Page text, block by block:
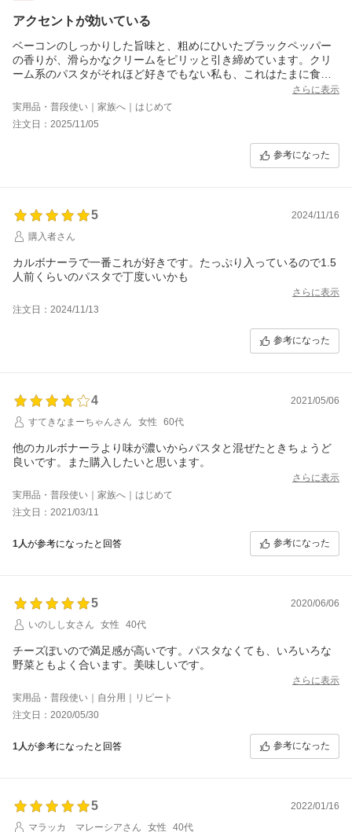
アクセントが効いている
ベーコンのしっかりした旨味と、粗めにひいたブラックペッパー
の香りが、滑らかなクリームをピリッと引き締めています。クリ
ーム系のパスタがそれほど好きでもない私も、これはたまに食べ
さらに表示
実用品・普段使い｜家族へ｜はじめて
注文日：2025/11/05
参考になった
5
2024/11/16
購入者さん
カルボナーラで一番これが好きです。たっぷり入っているので1.5
人前くらいのパスタで丁度いいかも
さらに表示
注文日：2024/11/13
参考になった
4
2021/05/06
すてきなまーちゃんさん
女性 60代
他のカルボナーラより味が濃いからパスタと混ぜたときちょうど
良いです。また購入したいと思います。
さらに表示
実用品・普段使い｜家族へ｜はじめて
注文日：2021/03/11
1人が参考になったと回答 参考になった
5
2020/06/06
いのしし女さん
女性 40代
チーズぽいので満足感が高いです。パスタなくても、いろいろな
野菜ともよく合います。美味しいです。
さらに表示
実用品・普段使い｜自分用｜リピート
注文日：2020/05/30
1人が参考になったと回答 参考になった
5
2022/01/16
マラッカ マレーシアさん
女性 40代